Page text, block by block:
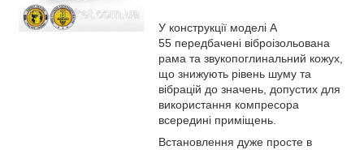
У конструкції моделі А
55 передбачені віброізольована
рама та звукопоглинальний кожух,
що знижують рівень шуму та
вібрацій до значень, допустих для
використання компресора
всередині приміщень.
Встановлення дуже просте в